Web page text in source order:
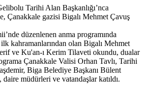
Tarihi Alan Başkanlığı’nca
Çanakkale gazisi Bigalı Mehmet Çavuş
düzenlenen anma programında
ilk kahramanlarından olan Bigalı Mehmet
ve Ku'an-ı Kerim Tilaveti okundu, dualar
Çanakkale Valisi Orhan Tavlı, Tarihi
Biga Belediye Başkanı Bülent
müdürleri ve vatandaşlar katıldı.